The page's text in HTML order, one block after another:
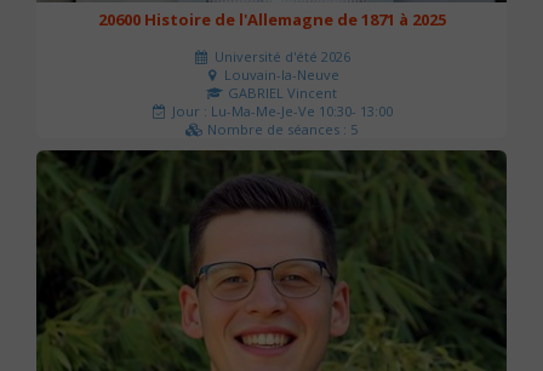
20600 Histoire de l'Allemagne de 1871 à 2025
Université d'été 2026
Louvain-la-Neuve
GABRIEL Vincent
Jour : Lu-Ma-Me-Je-Ve 10:30- 13:00
Nombre de séances : 5
120 €